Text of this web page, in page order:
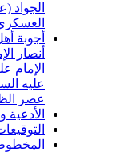
(عليه السلام)
(عليه السلام)
أهل البيت عن
الإمام عليه
عليه السلام
السلام ضرورة
علامات
والزيارات